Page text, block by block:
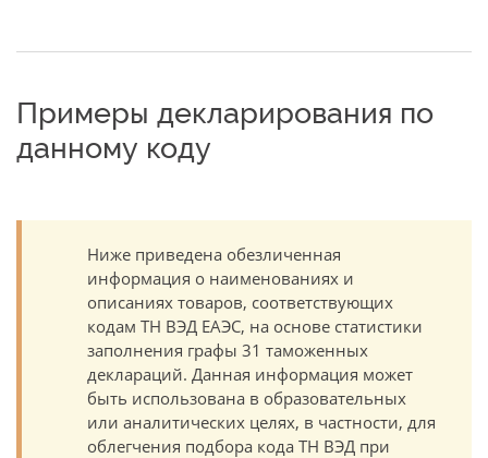
Примеры декларирования по
данному коду
Ниже приведена обезличенная
информация о наименованиях и
описаниях товаров, соответствующих
кодам ТН ВЭД ЕАЭС, на основе статистики
заполнения графы 31 таможенных
деклараций. Данная информация может
быть использована в образовательных
или аналитических целях, в частности, для
облегчения подбора кода ТН ВЭД при